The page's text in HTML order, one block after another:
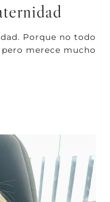
Porque no todo
merece mucho